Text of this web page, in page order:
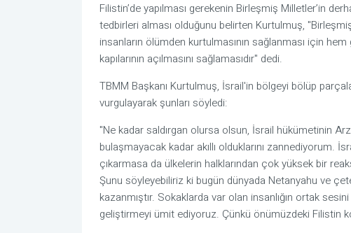
Filistin’de yapılması gerekenin Birleşmiş Milletler’in
tedbirleri alması olduğunu belirten Kurtulmuş,
insanların ölümden kurtulmasının sağlanması için
kapılarının açılmasını sağlamasıdır" dedi.
TBMM Başkanı Kurtulmuş, İsrail'in bölgeyi bölüp
vurgulayarak şunları söyledi:
"Ne kadar saldırgan olursa olsun, İsrail hükümetinin
bulaşmayacak kadar akıllı olduklarını zannediyorum.
çıkarmasa da ülkelerin halklarından çok yüksek bir
Şunu söyleyebiliriz ki bugün dünyada Netanyahu ve
kazanmıştır. Sokaklarda var olan insanlığın ortak
geliştirmeyi ümit ediyoruz. Çünkü önümüzdeki Filistin